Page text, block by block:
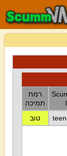
רמת
תמיכה
טוב